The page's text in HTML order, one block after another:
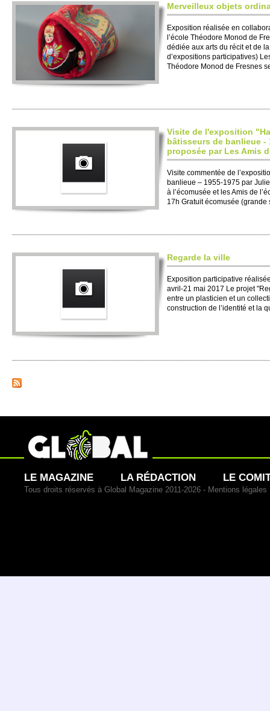
Merveilleux objets
Exposition réalisée en
l’école Théodore Monod de
dédiée aux arts du récit et de
d’expositions participatives)
Théodore Monod de Fresnes
Visite de l'exposition
bâtisseurs de banlieue -
proposée par Les Amis
Visite commentée de
banlieue – 1955-1975 par
à l’écomusée et les Amis de
17h Gratuit écomusée (grande
Regarde la ville
Exposition participative
avril-21 mai 2017 Le projet
entre un plasticien et un
construction de l’identité et la
LE MAGAZINE LA RÉDACTION LE
Tous droits réservés à Global Magazine 2011-2026 - Mentions légales